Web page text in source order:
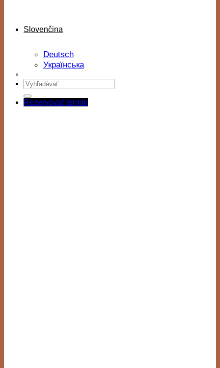
Slovenčina
Deutsch
Українська
Rezervovať termín